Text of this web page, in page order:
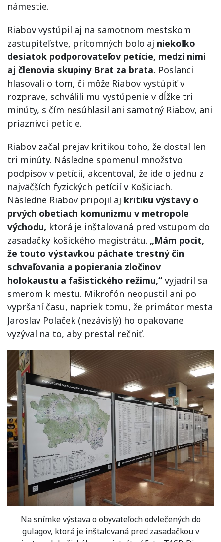
námestie.
Riabov vystúpil aj na samotnom mestskom
zastupiteľstve, prítomných bolo aj niekoľko
desiatok podporovateľov petície, medzi nimi
aj členovia skupiny Brat za brata. Poslanci
hlasovali o tom, či môže Riabov vystúpiť v
rozprave, schválili mu vystúpenie v dĺžke tri
minúty, s čím nesúhlasil ani samotný Riabov, ani
priaznivci petície.
Riabov začal prejav kritikou toho, že dostal len
tri minúty. Následne spomenul množstvo
podpisov v petícii, akcentoval, že ide o jednu z
najväčších fyzických petícií v Košiciach.
Následne Riabov pripojil aj kritiku výstavy o
prvých obetiach komunizmu v metropole
východu, ktorá je inštalovaná pred vstupom do
zasadačky košického magistrátu. „Mám pocit,
že touto výstavkou páchate trestný čin
schvaľovania a popierania zločinov
holokaustu a fašistického režimu,“ vyjadril sa
smerom k mestu. Mikrofón neopustil ani po
vypršaní času, napriek tomu, že primátor mesta
Jaroslav Polaček (nezávislý) ho opakovane
vyzýval na to, aby prestal rečniť.
Na snímke výstava o obyvateľoch odvlečených do
gulagov, ktorá je inštalovaná pred zasadačkou v